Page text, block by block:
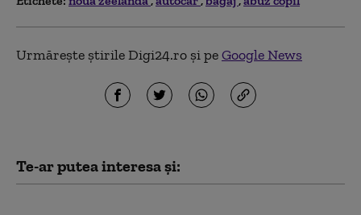
Urmărește știrile Digi24.ro și peGoogle News
Te-ar putea interesa și: